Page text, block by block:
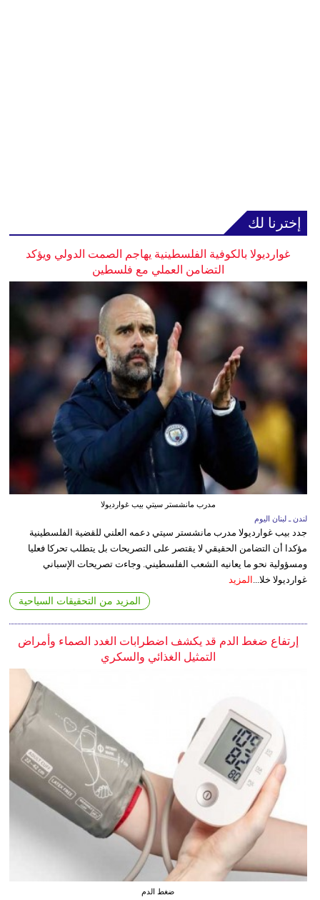
إخترنا لك
غوارديولا بالكوفية الفلسطينية يهاجم الصمت الدولي ويؤكد
التضامن العملي مع فلسطين
مدرب مانشستر سيتي بيب غوارديولا
لندن ـ لبنان اليوم
جدد بيب غوارديولا مدرب مانشستر سيتي دعمه العلني للقضية الفلسطينية
مؤكدا أن التضامن الحقيقي لا يقتصر على التصريحات بل يتطلب تحركا فعليا
ومسؤولية نحو ما يعانيه الشعب الفلسطيني. وجاءت تصريحات الإسباني
غوارديولا خلا...
المزيد
المزيد من التحقيقات السياحية
إرتفاع ضغط الدم قد يكشف اضطرابات الغدد الصماء وأمراض
التمثيل الغذائي والسكري
ضغط الدم